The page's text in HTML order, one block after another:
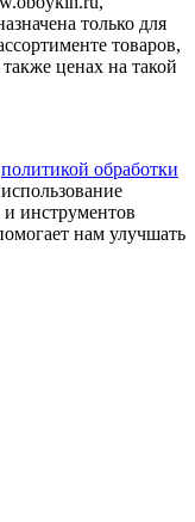
только для
товаров,
ценах на такой
политикой обработки
инструментов
нам улучшать